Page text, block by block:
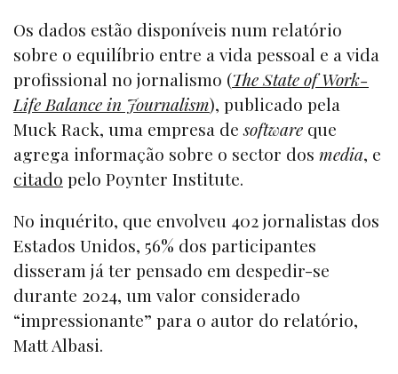
Os dados estão disponíveis num relatório
sobre o equilíbrio entre a vida pessoal e a vida
profissional no jornalismo (The State of Work-
Life Balance in Journalism), publicado pela
Muck Rack, uma empresa desoftware que
agrega informação sobre o sector dos media, e
citado pelo Poynter Institute.
No inquérito, que envolveu 402 jornalistas dos
Estados Unidos, 56% dos participantes
disseram já ter pensado em despedir-se
durante 2024, um valor considerado
“impressionante” para o autor do relatório,
Matt Albasi.